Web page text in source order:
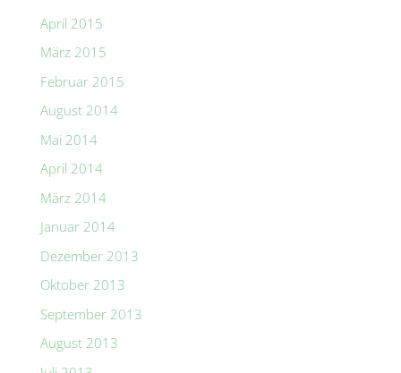
April 2015
März 2015
Februar 2015
August 2014
Mai 2014
April 2014
März 2014
Januar 2014
Dezember 2013
Oktober 2013
September 2013
August 2013